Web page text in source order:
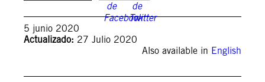
5 junio 2020
Actualizado: 27 Julio 2020
Also available in English